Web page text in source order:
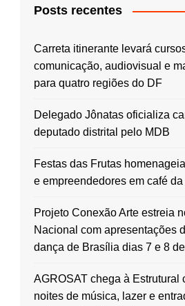
Posts recentes
Carreta itinerante levará
comunicação, audiovisual e
para quatro regiões do DF
Delegado Jônatas oficializa
deputado distrital pelo MDB
Festas das Frutas
e empreendedores em café da
Projeto Conexão Arte estreia
Nacional com apresentações
dança de Brasília dias 7 e 8
AGROSAT chega à Estrutural
noites de música, lazer e